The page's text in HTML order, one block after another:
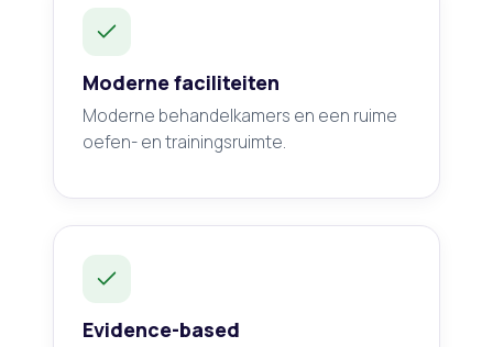
Moderne faciliteiten
Moderne behandelkamers en een ruime
oefen- en trainingsruimte.
Evidence-based